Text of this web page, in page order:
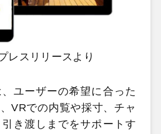
レスリリースより
、ユーザーの希望に合った
VRでの内覧や採寸、チャ
き渡しまでをサポートす